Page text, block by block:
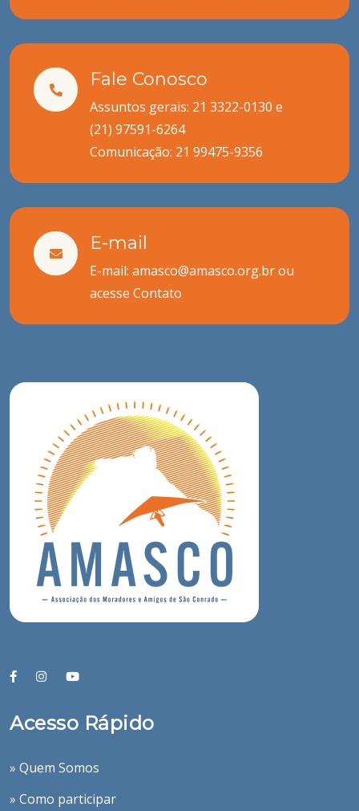
Fale Conosco
Assuntos gerais: 21 3322-0130 e
(21) 97591-6264
Comunicação: 21 99475-9356
E-mail
E-mail: amasco@amasco.org.br ou
acesse Contato
Acesso Rápido
» Quem Somos
» Como participar